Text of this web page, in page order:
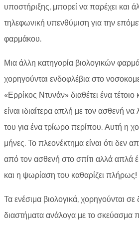
υποστήριξης, μπορεί να παρέχει και
τηλεφωνική υπενθύμιση για την
φαρμάκου.
Μια άλλη κατηγορία βιολογικών
χορηγούνται ενδοφλέβια στο
«Ερρίκος Ντυνάν» διαθέτει ένα τέτοιο
είναι ιδιαίτερα απλή με τον ασθενή
του για ένα τρίωρο περίπου. Αυτή η
μήνες. Το πλεονέκτημα είναι ότι δεν
από τον ασθενή στο σπίτι αλλά απλά
και η ψωρίαση του καθαρίζει πλήρως!
Τα ενέσιμα βιολογικά, χορηγούνται
διαστήματα ανάλογα με το σκεύασμα